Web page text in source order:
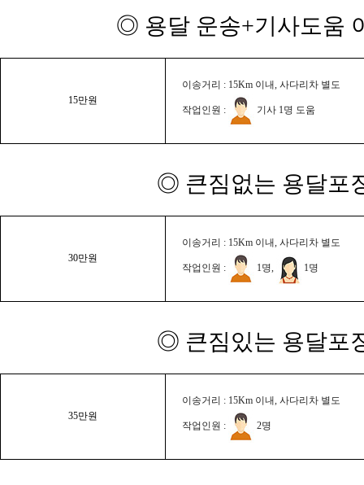
◎ 용달 운송+기사도움
15만원
이송거리 : 15Km 이내, 사다리차 별도
작업인원 : 기사 1명 도움
◎ 큰짐없는 용달포
30만원
이송거리 : 15Km 이내, 사다리차 별도
작업인원 : 1명, 1명
◎ 큰짐있는 용달포
35만원
이송거리 : 15Km 이내, 사다리차 별도
작업인원 : 2명